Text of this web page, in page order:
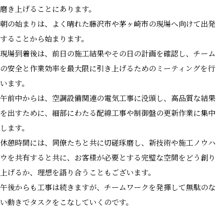
磨き上げることにあります。
朝の始まりは、よく晴れた藤沢市や茅ヶ崎市の現場へ向けて出発
することから始まります。
現場到着後は、前日の施工結果やその日の計画を確認し、チーム
の安全と作業効率を最大限に引き上げるためのミーティングを行
います。
午前中からは、空調設備関連の電気工事に没頭し、高品質な結果
を出すために、細部にわたる配線工事や制御盤の更新作業に集中
します。
休憩時間には、同僚たちと共に切磋琢磨し、新技術や施工ノウハ
ウを共有すると共に、お客様が必要とする完璧な空間をどう創り
上げるか、理想を語り合うこともございます。
午後からも工事は続きますが、チームワークを発揮して無駄のな
い動きでタスクをこなしていくのです。